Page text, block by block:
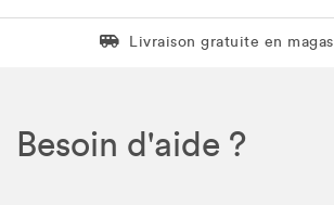
Livraison gratuite en
Livraison gratuite en
Besoin d'aide ?